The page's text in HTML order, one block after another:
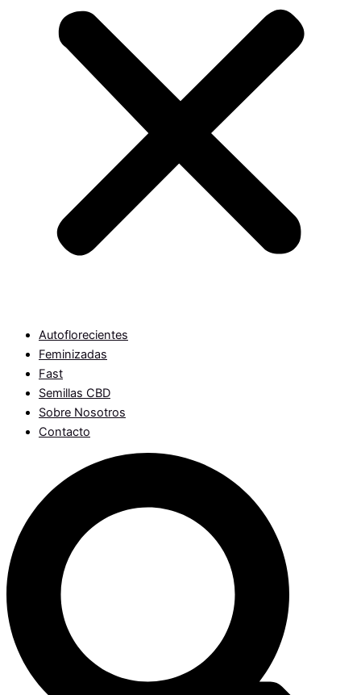
Autoflorecientes
Feminizadas
Fast
Semillas CBD
Sobre Nosotros
Contacto